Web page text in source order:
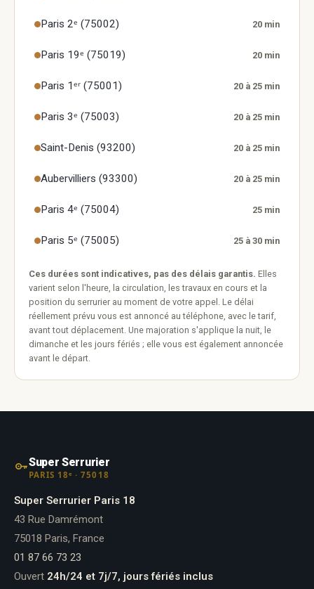
Paris 2ᵉ (75002) 20 min
Paris 19ᵉ (75019) 20 min
Paris 1ᵉʳ (75001) 20 à 25 min
Paris 3ᵉ (75003) 20 à 25 min
Saint-Denis (93200) 20 à 25 min
Aubervilliers (93300) 20 à 25 min
Paris 4ᵉ (75004) 25 min
Paris 5ᵉ (75005) 25 à 30 min
Ces durées sont indicatives, pas des délais garantis. Elles
varient selon l'heure, la circulation, les travaux en cours et la
position du serrurier au moment de votre appel. Le délai
réellement prévu vous est annoncé au téléphone, avec le tarif,
avant tout déplacement. Une majoration s'applique la nuit, le
dimanche et les jours fériés ; elle vous est également annoncée
avant le départ.
Super Serrurier
PARIS 18ᵉ · 75018
Super Serrurier Paris 18
43 Rue Damrémont
75018 Paris, France
01 87 66 73 23
Ouvert 24h/24 et 7j/7, jours fériés inclus